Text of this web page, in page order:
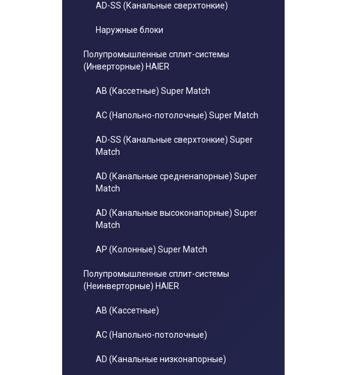
AD-SS (Канальные сверхтонкие)
Наружные блоки
Полупромышленные сплит-системы
(Инверторные) HAIER
AB (Кассетные) Super Match
AC (Напольно-потолочные) Super Match
AD-SS (Канальные сверхтонкие) Super
Match
AD (Канальные средненапорные) Super
Match
AD (Канальные высоконапорные) Super
Match
AP (Колонные) Super Match
Полупромышленные сплит-системы
(Неинверторные) HAIER
AB (Кассетные)
AC (Напольно-потолочные)
AD (Канальные низконапорные)